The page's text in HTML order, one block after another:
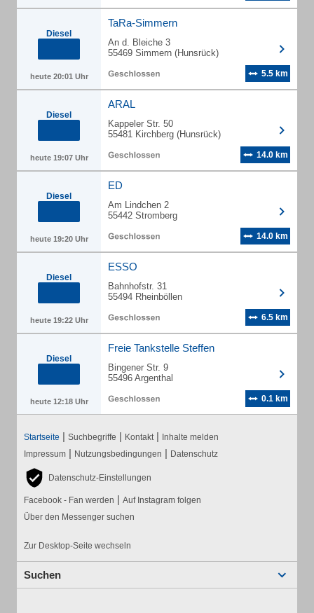
Diesel
heute 20:01 Uhr
TaRa-Simmern
An d. Bleiche 3
55469 Simmern (Hunsrück)
5.5 km
Diesel
heute 19:07 Uhr
ARAL
Kappeler Str. 50
55481 Kirchberg (Hunsrück)
14.0 km
Diesel
heute 19:20 Uhr
ED
Am Lindchen 2
55442 Stromberg
14.0 km
Diesel
heute 19:22 Uhr
ESSO
Bahnhofstr. 31
55494 Rheinböllen
6.5 km
Diesel
heute 12:18 Uhr
Freie Tankstelle Steffen
Bingener Str. 9
55496 Argenthal
0.1 km
Startseite | Suchbegriffe | Kontakt | Inhalte melden
Impressum | Nutzungsbedingungen | Datenschutz
Datenschutz-Einstellungen
Facebook - Fan werden | Auf Instagram folgen
Über den Messenger suchen
Zur Desktop-Seite wechseln
Suchen